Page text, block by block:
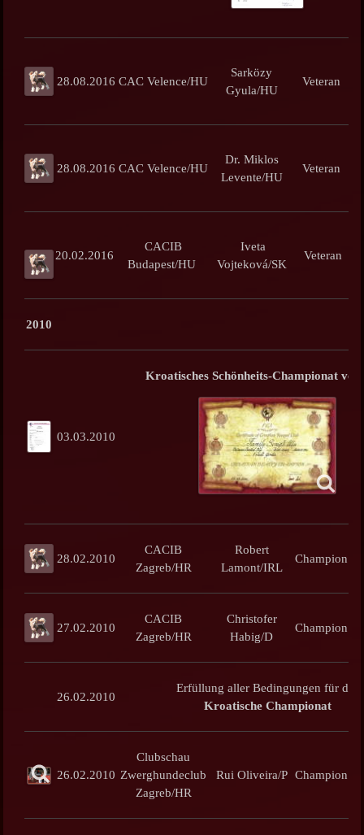
28.08.2016 CAC Velence/HU
Sarközy
Gyula/HU
Veteran
28.08.2016 CAC Velence/HU
Dr. Miklos
Levente/HU
Veteran
20.02.2016
CACIB
Budapest/HU
Iveta
Vojteková/SK
Veteran
2010
03.03.2010
Kroatisches Schönheits-Championat
28.02.2010
CACIB
Zagreb/HR
Robert
Lamont/IRL
Champion
27.02.2010
CACIB
Zagreb/HR
Christofer
Habig/D
Champion
26.02.2010
Erfüllung aller Bedingungen für das
Kroatische Championat
26.02.2010
Clubschau
Zwerghundeclub
Zagreb/HR
Rui Oliveira/P Champion